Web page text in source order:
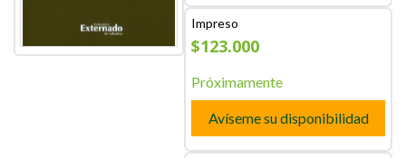
Impreso
$123.000
Próximamente
Avíseme su disponibilidad